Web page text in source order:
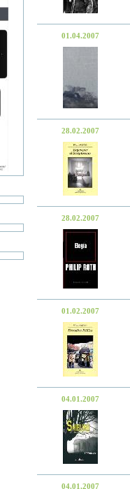
01.04.2007
28.02.2007
28.02.2007
01.02.2007
04.01.2007
04.01.2007